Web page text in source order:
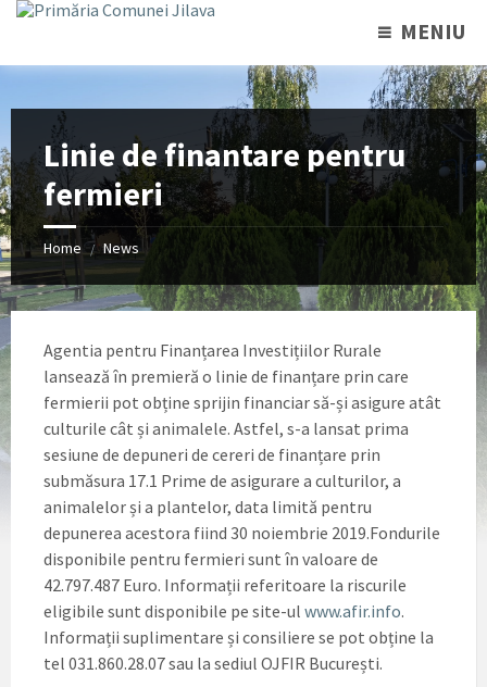
MENIU
Linie de finantare pentru
fermieri
Home / News
Agentia pentru Finanțarea Investițiilor Rurale
lansează în premieră o linie de finanțare prin care
fermierii pot obține sprijin financiar să-și asigure atât
culturile cât și animalele. Astfel, s-a lansat prima
sesiune de depuneri de cereri de finanțare prin
submăsura 17.1 Prime de asigurare a culturilor, a
animalelor și a plantelor, data limită pentru
depunerea acestora fiind 30 noiembrie 2019.Fondurile
disponibile pentru fermieri sunt în valoare de
42.797.487 Euro. Informații referitoare la riscurile
eligibile sunt disponibile pe site-ul www.afir.info.
Informații suplimentare și consiliere se pot obține la
tel 031.860.28.07 sau la sediul OJFIR București.